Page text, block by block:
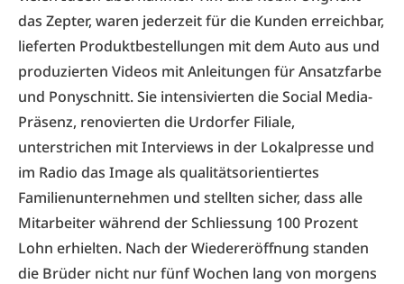
das Zepter, waren jederzeit für die Kunden erreichbar,
lieferten Produktbestellungen mit dem Auto aus und
produzierten Videos mit Anleitungen für Ansatzfarbe
und Ponyschnitt. Sie intensivierten die Social Media-
Präsenz, renovierten die Urdorfer Filiale,
unterstrichen mit Interviews in der Lokalpresse und
im Radio das Image als qualitätsorientiertes
Familienunternehmen und stellten sicher, dass alle
Mitarbeiter während der Schliessung 100 Prozent
Lohn erhielten. Nach der Wiedereröffnung standen
die Brüder nicht nur fünf Wochen lang von morgens